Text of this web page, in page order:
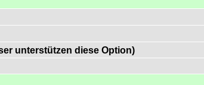
unterstützen diese Option)